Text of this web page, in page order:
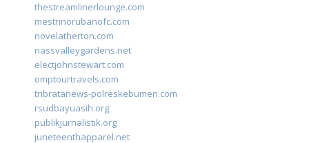
thestreamlinerlounge.com
mestrinorubanofc.com
novelatherton.com
nassvalleygardens.net
electjohnstewart.com
omptourtravels.com
tribratanews-polreskebumen.com
rsudbayuasih.org
publikjurnalistik.org
juneteenthapparel.net